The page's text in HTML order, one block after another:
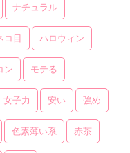
ナチュラル
コ目 ハロウィン
ン モテる
女子力 安い 強め
色素薄い系 赤茶